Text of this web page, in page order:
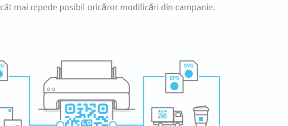
cât mai repede posibil oricăror modificări din campanie.